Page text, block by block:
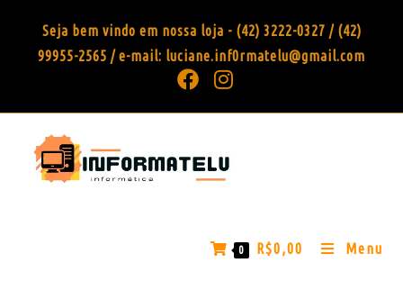
Seja bem vindo em nossa loja - (42) 3222-0327 / (42)
99955-2565 / e-mail: luciane.inf0rmatelu@gmail.com
0 R$0,00 Menu